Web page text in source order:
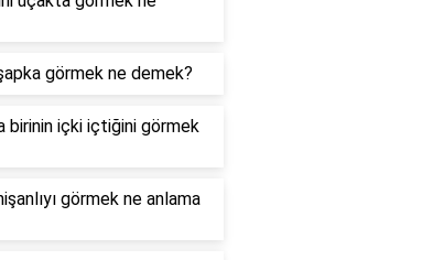
görmek ne demek?
birinin içki içtiğini görmek
görmek ne anlama